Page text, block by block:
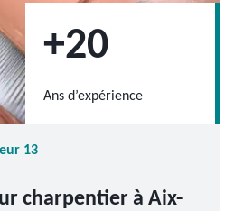
+20
Ans d’expérience
13
charpentier à Aix-